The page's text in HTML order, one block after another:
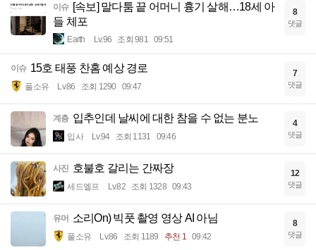
이슈 [속보] 말다툼 끝 어머니 흉기 살해…18세 아
들 체포
Earth Lv.96 조회 981 09:51
8
댓글
이슈 15호 태풍 찬홈 예상 경로
풀소유 Lv.86 조회 1290 09:47
7
댓글
계층 입추인데 날씨에 대한 참을 수 없는 분노
입사 Lv.94 조회 1131 09:46
4
댓글
사진 호불호 갈리는 간짜장
세드엘프 Lv.82 조회 1328 09:43
12
댓글
유머 소리On) 빅풋 촬영 영상 AI 아님
풀소유 Lv.86 조회 1189 추천 1 09:42
8
댓글